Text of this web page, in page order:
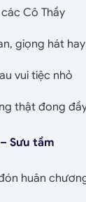
Cô Thầy
giọng hát hay
vui tiệc nhỏ
thật đong
Sưu tầm
huân